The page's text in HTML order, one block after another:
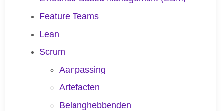
Feature Teams
Lean
Scrum
Aanpassing
Artefacten
Belanghebbenden